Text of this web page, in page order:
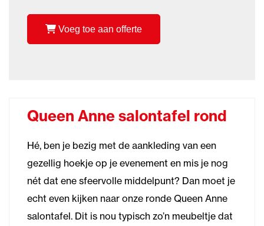
Voeg toe aan offerte
Queen Anne salontafel rond
Hé, ben je bezig met de aankleding van een
gezellig hoekje op je evenement en mis je nog
nét dat ene sfeervolle middelpunt? Dan moet je
echt even kijken naar onze ronde Queen Anne
salontafel. Dit is nou typisch zo’n meubeltje dat